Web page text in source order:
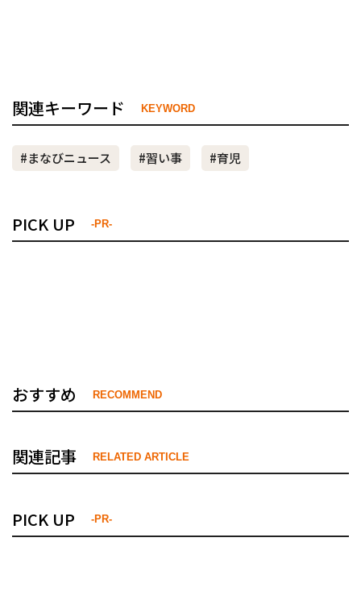
関連キーワード KEYWORD
#まなびニュース #習い事 #育児
PICK UP -PR-
おすすめ RECOMMEND
関連記事 RELATED ARTICLE
PICK UP -PR-